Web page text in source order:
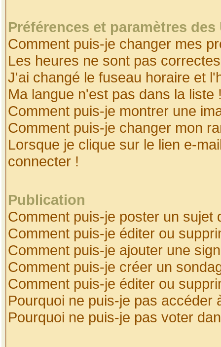
Préférences et paramètres
Comment puis-je changer mes
Les heures ne sont pas
J'ai changé le fuseau horaire et
Ma langue n'est pas dans la liste
Comment puis-je montrer une
Comment puis-je changer mon
Lorsque je clique sur le lien e-
connecter !
Publication
Comment puis-je poster un sujet
Comment puis-je éditer ou
Comment puis-je ajouter une
Comment puis-je créer un
Comment puis-je éditer ou
Pourquoi ne puis-je pas accéder
Pourquoi ne puis-je pas voter